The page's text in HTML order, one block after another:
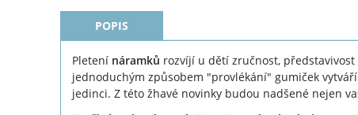
POPIS
Pletení náramků rozvíjí u dětí zručnost,
jednoduchým způsobem "provlékání" gumiček vytváří
jedinci. Z této žhavé novinky budou nadšené nejen